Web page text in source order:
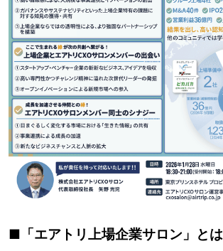
■「エアトリ上場企業サロン」とは